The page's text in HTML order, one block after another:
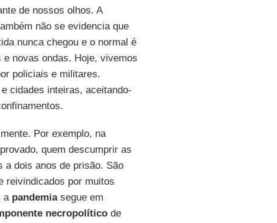
de nossos olhos. A
não se evidencia que
nunca chegou e o normal é
novas ondas. Hoje, vivemos
policiais e militares.
cidades inteiras, aceitando-
Por exemplo, na
quem descumprir as
a dois anos de prisão. São
reivindicados por muitos
a pandemiasegue em
necropolíticode